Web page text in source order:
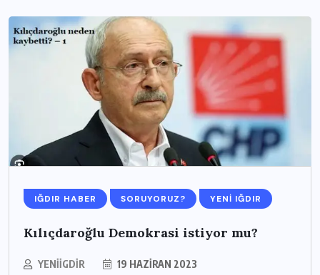
IĞDIR HABER SORUYORUZ? YENI IĞDIR
Kılıçdaroğlu Demokrasi istiyor mu?
YENIIGDIR 19 HAZIRAN 2023